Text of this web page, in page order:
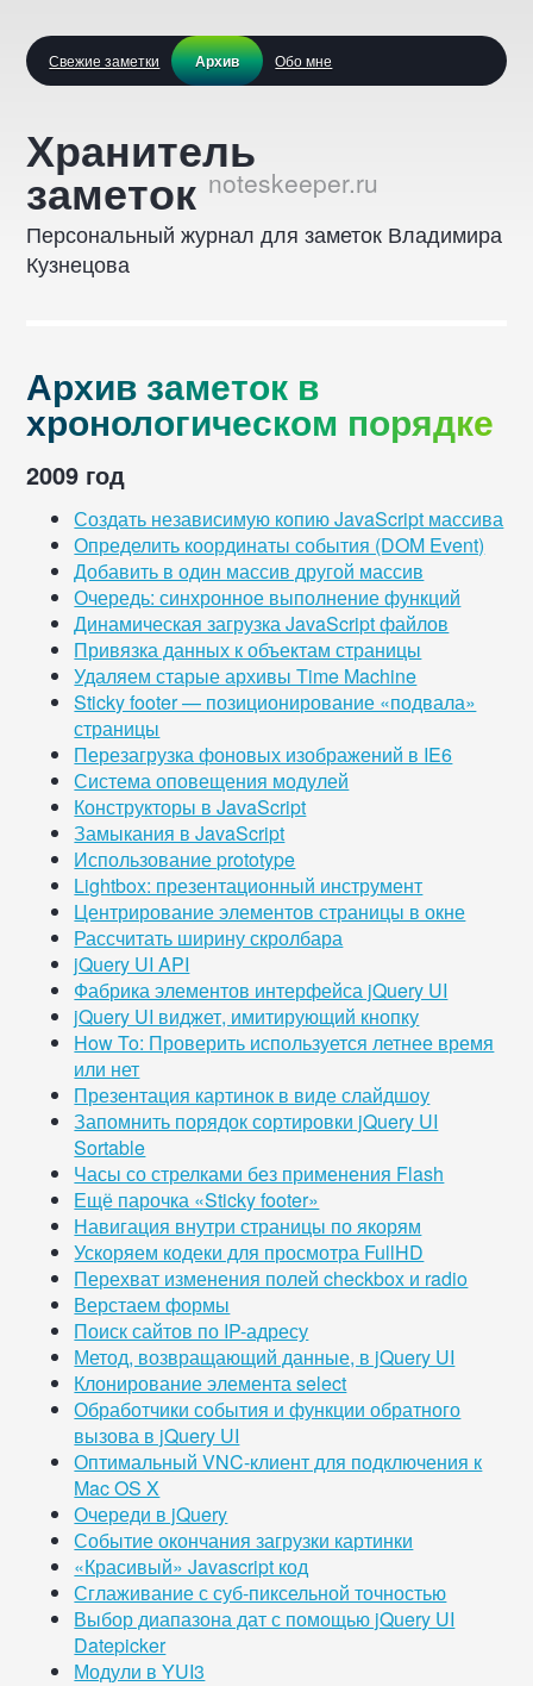
Свежие заметки Архив Обо мне
Архив
::
Хранитель
заметок
Персональный журнал для заметок Владимира
Кузнецова
Архив заметок в
хронологическом порядке
2009 год
Создать независимую копию JavaScript массива
Определить координаты события (DOM Event)
Добавить в один массив другой массив
Очередь: синхронное выполнение функций
Динамическая загрузка JavaScript файлов
Привязка данных к объектам страницы
Удаляем старые архивы Time Machine
Sticky footer — позиционирование «подвала»
страницы
Перезагрузка фоновых изображений в IE6
Система оповещения модулей
Конструкторы в JavaScript
Замыкания в JavaScript
Использование prototype
Lightbox: презентационный инструмент
Центрирование элементов страницы в окне
Рассчитать ширину скролбара
jQuery UI API
Фабрика элементов интерфейса jQuery UI
jQuery UI виджет, имитирующий кнопку
How To: Проверить используется летнее время
или нет
Презентация картинок в виде слайдшоу
Запомнить порядок сортировки jQuery UI
Sortable
Часы со стрелками без применения Flash
Ещё парочка «Sticky footer»
Навигация внутри страницы по якорям
Ускоряем кодеки для просмотра FullHD
Перехват изменения полей checkbox и radio
Верстаем формы
Поиск сайтов по IP-адресу
Метод, возвращающий данные, в jQuery UI
Клонирование элемента select
Обработчики события и функции обратного
вызова в jQuery UI
Оптимальный VNC-клиент для подключения к
Mac OS X
Очереди в jQuery
Событие окончания загрузки картинки
«Красивый» Javascript код
Сглаживание с суб-пиксельной точностью
Выбор диапазона дат с помощью jQuery UI
Datepicker
Модули в YUI3